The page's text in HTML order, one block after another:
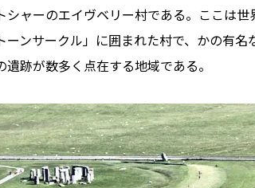
シャーのエイヴベリー村である。ここは
ーンサークル」に囲まれた村で、かの有
遺跡が数多く点在する地域である。